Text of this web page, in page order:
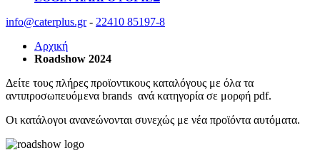
info@caterplus.gr- 22410 85197-8
Αρχική
Roadshow 2024
Δείτε τους πλήρες προϊοντικους καταλόγους με όλα τα
αντιπροσωπευόμενα brands ανά κατηγορία σε μορφή pdf.
Οι κατάλογοι ανανεώνονται συνεχώς με νέα προϊόντα αυτόματα.